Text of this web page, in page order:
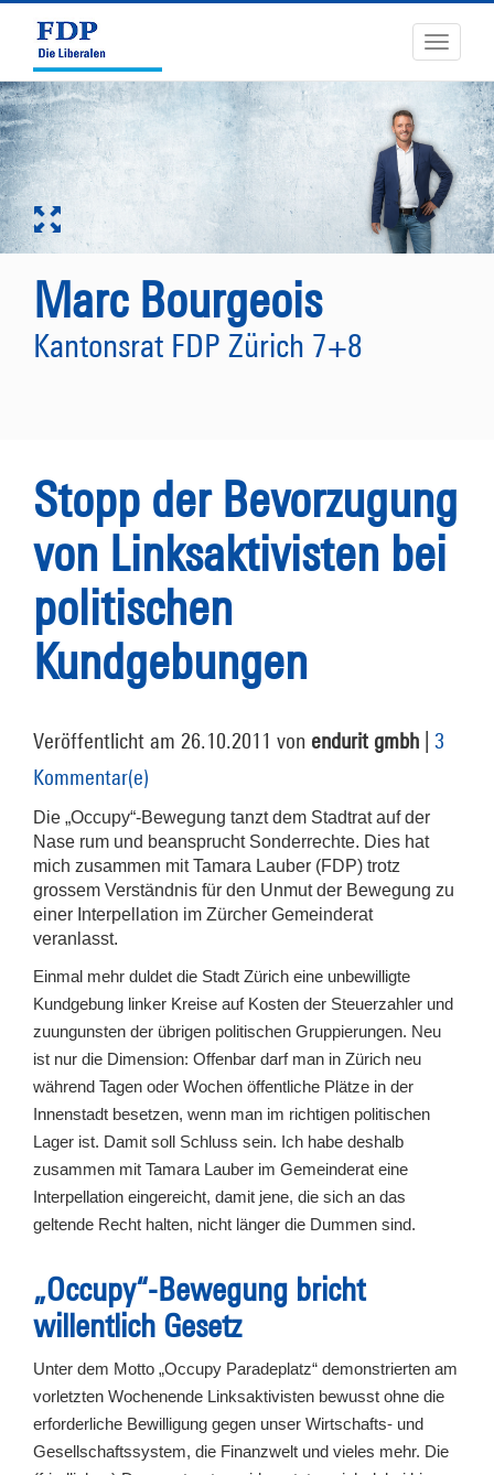
Toggle
Marc Bourgeois
Kantonsrat FDP Zürich 7+8
Stopp der Bevorzugung
von Linksaktivisten bei
politischen
Kundgebungen
Veröffentlicht am 26.10.2011 von endurit gmbh
3
Kommentar(e)
Die „Occupy“-Bewegung tanzt dem Stadtrat auf der
Nase rum und beansprucht Sonderrechte. Dies hat
mich zusammen mit Tamara Lauber (FDP) trotz
grossem Verständnis für den Unmut der Bewegung zu
einer Interpellation im Zürcher Gemeinderat
veranlasst.
Einmal mehr duldet die Stadt Zürich eine unbewilligte
Kundgebung linker Kreise auf Kosten der Steuerzahler und
zuungunsten der übrigen politischen Gruppierungen. Neu
ist nur die Dimension: Offenbar darf man in Zürich neu
während Tagen oder Wochen öffentliche Plätze in der
Innenstadt besetzen, wenn man im richtigen politischen
Lager ist. Damit soll Schluss sein. Ich habe deshalb
zusammen mit Tamara Lauber im Gemeinderat eine
Interpellation eingereicht, damit jene, die sich an das
geltende Recht halten, nicht länger die Dummen sind.
„Occupy“-Bewegung bricht
willentlich Gesetz
Unter dem Motto „Occupy Paradeplatz“ demonstrierten am
vorletzten Wochenende Linksaktivisten bewusst ohne die
erforderliche Bewilligung gegen unser Wirtschafts- und
Gesellschaftssystem, die Finanzwelt und vieles mehr. Die